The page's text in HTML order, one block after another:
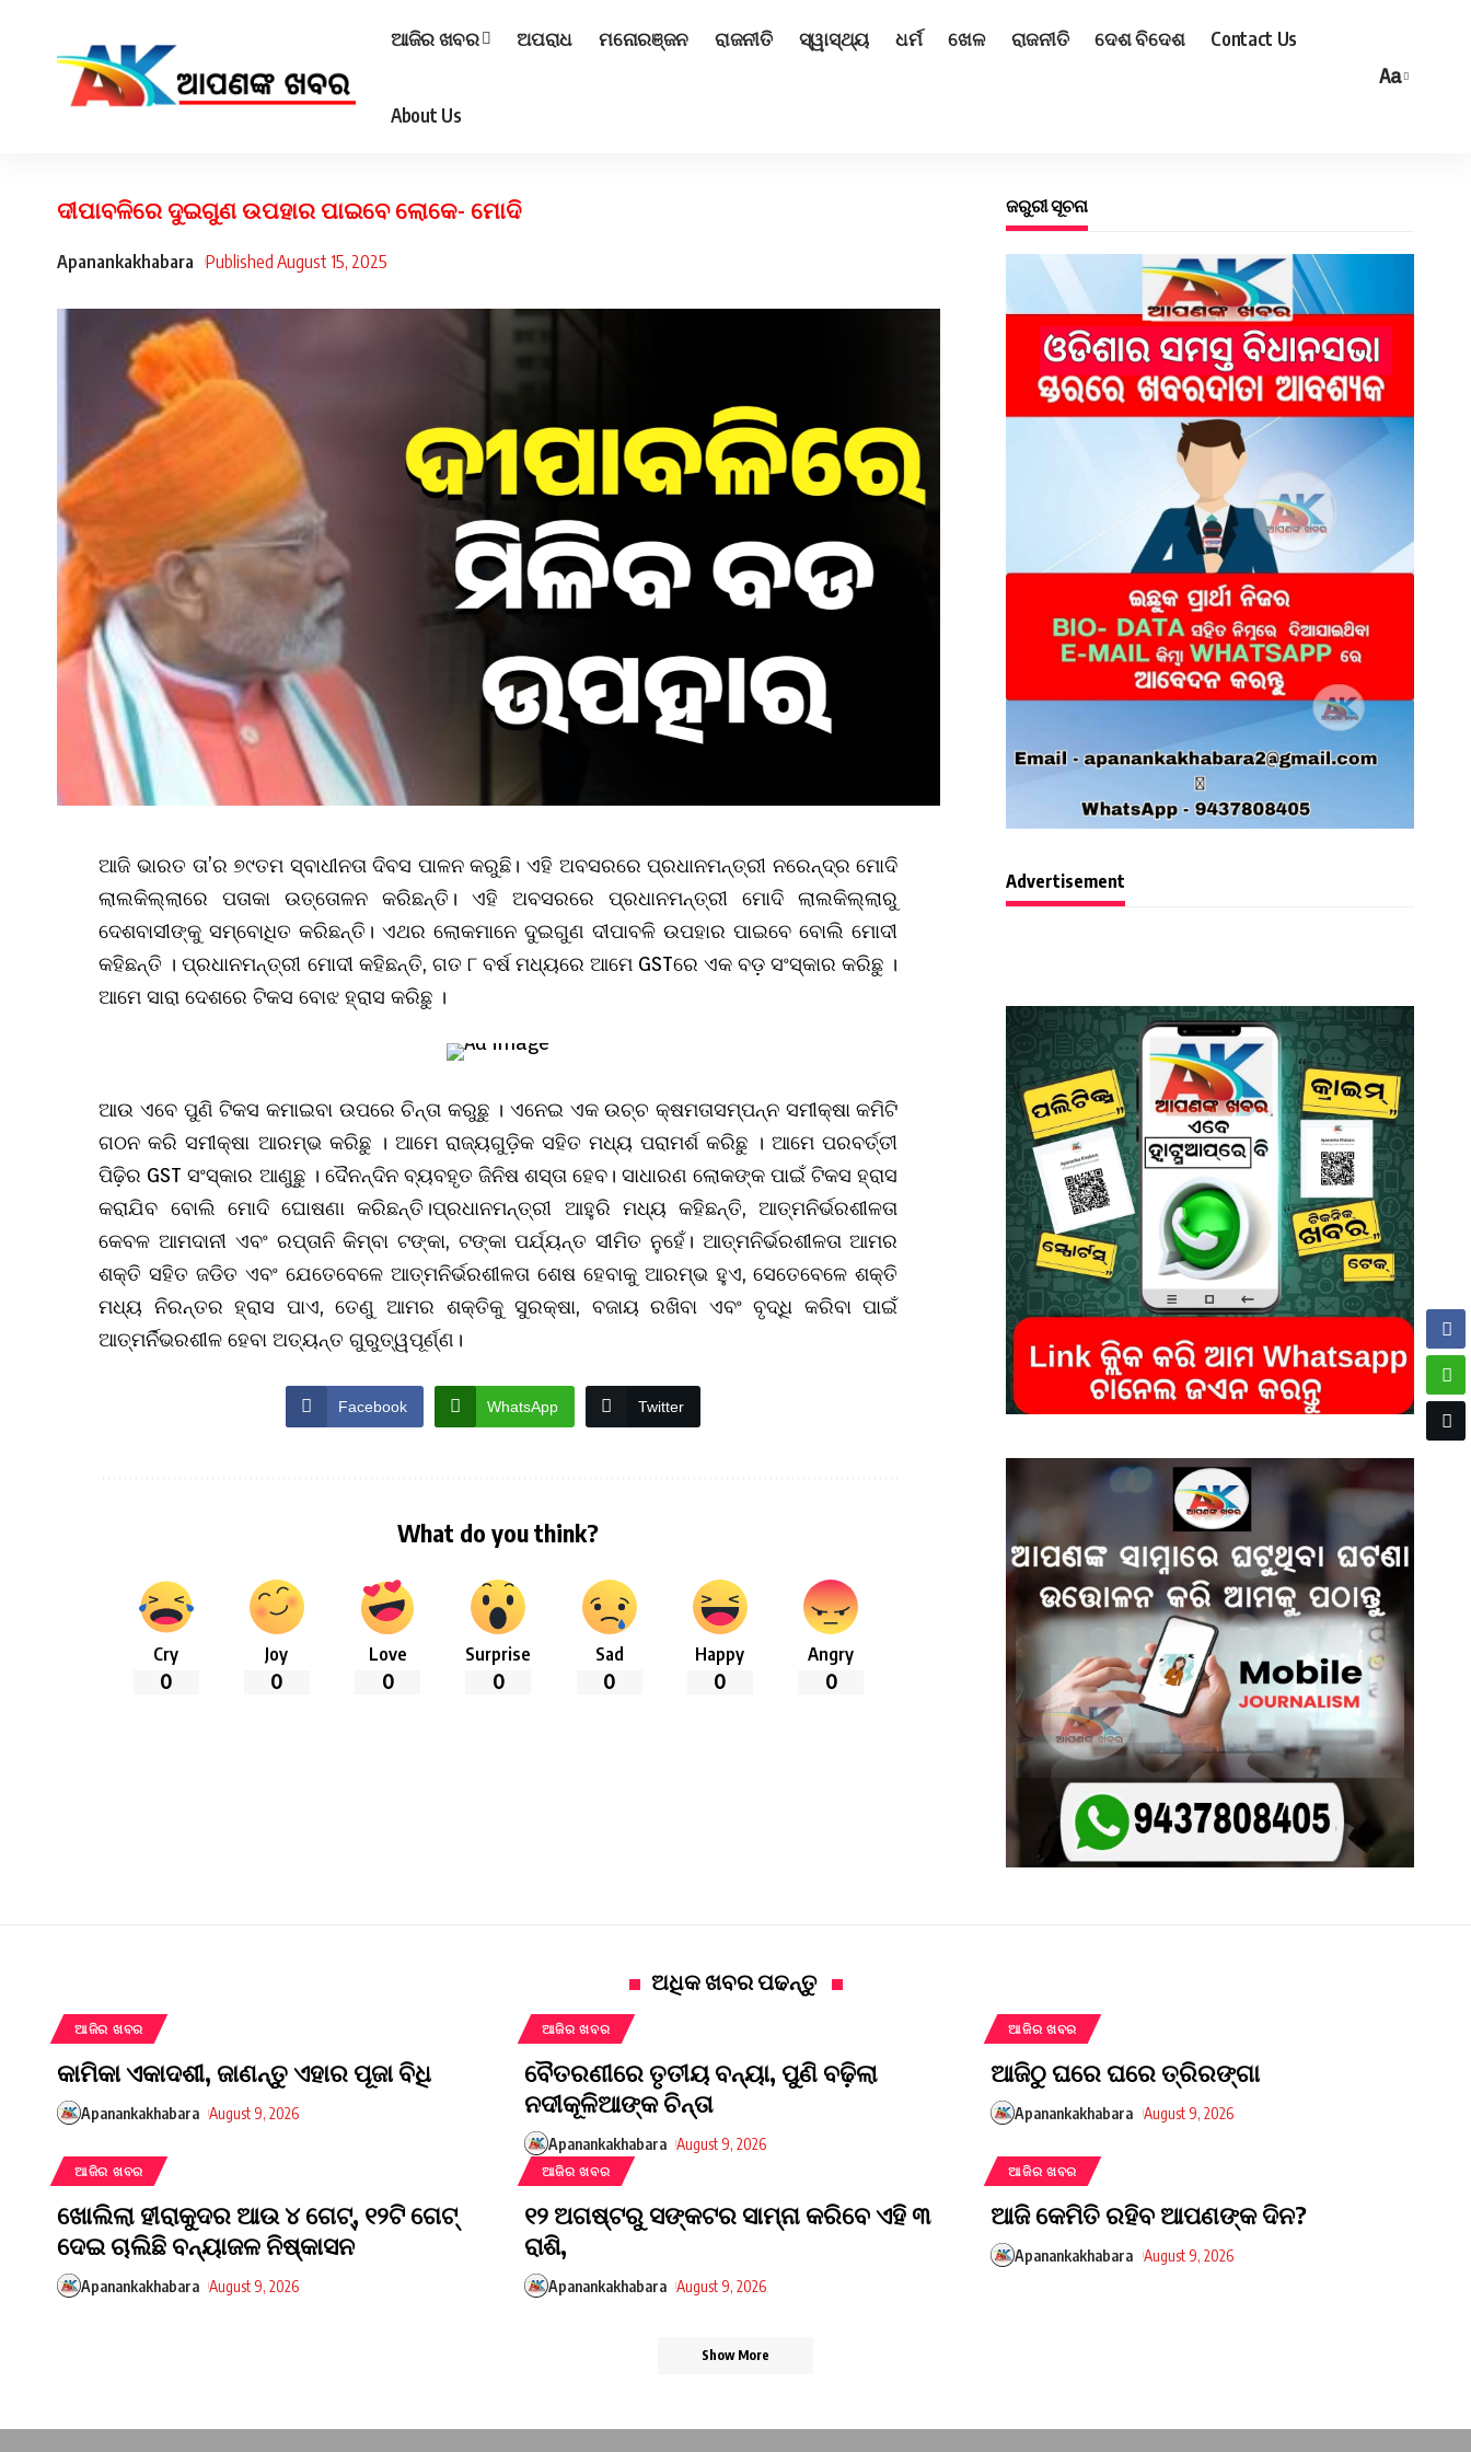
ଆଜିର ଖବର ଅପରାଧ ମନୋରଞ୍ଜନ ରାଜନୀତି ସ୍ୱାସ୍ଥ୍ୟ ଧର୍ମ ଖେଳ ରାଜନୀତି ଦେଶ ବିଦେଶ Contact Us
About Us
Aa
ଦୀପାବଳିରେ ଦୁଇଗୁଣ ଉପହାର ପାଇବେ ଲୋକେ- ମୋଦି
Apanankakhabara Published August 15, 2025
ଆଜି ଭାରତ ତା’ର ୭୯ତମ ସ୍ବାଧୀନତା ଦିବସ ପାଳନ କରୁଛି। ଏହି ଅବସରରେ ପ୍ରଧାନମନ୍ତ୍ରୀ ନରେନ୍ଦ୍ର ମୋଦି
ଲାଲକିଲ୍ଲାରେ ପତାକା ଉତ୍ତୋଳନ କରିଛନ୍ତି। ଏହି ଅବସରରେ ପ୍ରଧାନମନ୍ତ୍ରୀ ମୋଦି ଲାଲକିଲ୍ଲାରୁ
ଦେଶବାସୀଙ୍କୁ ସମ୍ବୋଧିତ କରିଛନ୍ତି। ଏଥର ଲୋକମାନେ ଦୁଇଗୁଣ ଦୀପାବଳି ଉପହାର ପାଇବେ ବୋଲି ମୋଦୀ
କହିଛନ୍ତି । ପ୍ରଧାନମନ୍ତ୍ରୀ ମୋଦୀ କହିଛନ୍ତି, ଗତ ୮ ବର୍ଷ ମଧ୍ୟରେ ଆମେ GSTରେ ଏକ ବଡ଼ ସଂସ୍କାର କରିଛୁ ।
ଆମେ ସାରା ଦେଶରେ ଟିକସ ବୋଝ ହ୍ରାସ କରିଛୁ ।
ଆଉ ଏବେ ପୁଣି ଟିକସ କମାଇବା ଉପରେ ଚିନ୍ତା କରୁଛୁ । ଏନେଇ ଏକ ଉଚ୍ଚ କ୍ଷମତାସମ୍ପନ୍ନ ସମୀକ୍ଷା କମିଟି
ଗଠନ କରି ସମୀକ୍ଷା ଆରମ୍ଭ କରିଛୁ । ଆମେ ରାଜ୍ୟଗୁଡ଼ିକ ସହିତ ମଧ୍ୟ ପରାମର୍ଶ କରିଛୁ । ଆମେ ପରବର୍ତ୍ତୀ
ପିଢ଼ିର GST ସଂସ୍କାର ଆଣୁଛୁ । ଦୈନନ୍ଦିନ ବ୍ୟବହୃତ ଜିନିଷ ଶସ୍ତା ହେବ। ସାଧାରଣ ଲୋକଙ୍କ ପାଇଁ ଟିକସ ହ୍ରାସ
କରାଯିବ ବୋଲି ମୋଦି ଘୋଷଣା କରିଛନ୍ତି।ପ୍ରଧାନମନ୍ତ୍ରୀ ଆହୁରି ମଧ୍ୟ କହିଛନ୍ତି, ଆତ୍ମନିର୍ଭରଶୀଳତା
କେବଳ ଆମଦାନୀ ଏବଂ ରପ୍ତାନି କିମ୍ବା ଟଙ୍କା, ଟଙ୍କା ପର୍ଯ୍ୟନ୍ତ ସୀମିତ ନୁହେଁ। ଆତ୍ମନିର୍ଭରଶୀଳତା ଆମର
ଶକ୍ତି ସହିତ ଜଡିତ ଏବଂ ଯେତେବେଳେ ଆତ୍ମନିର୍ଭରଶୀଳତା ଶେଷ ହେବାକୁ ଆରମ୍ଭ ହୁଏ, ସେତେବେଳେ ଶକ୍ତି
ମଧ୍ୟ ନିରନ୍ତର ହ୍ରାସ ପାଏ, ତେଣୁ ଆମର ଶକ୍ତିକୁ ସୁରକ୍ଷା, ବଜାୟ ରଖିବା ଏବଂ ବୃଦ୍ଧି କରିବା ପାଇଁ
ଆତ୍ମର୍ନିଭରଶୀଳ ହେବା ଅତ୍ୟନ୍ତ ଗୁରୁତ୍ୱପୂର୍ଣ୍ଣ।
Facebook WhatsApp Twitter
What do you think?
Cry
0
Joy
0
Love
0
Surprise
0
Sad
0
Happy
0
Angry
0
ଜରୁରୀ ସୂଚନା
Advertisement
ଅଧିକ ଖବର ପଢନ୍ତୁ
ଆଜିର ଖବର
କାମିକା ଏକାଦଶୀ, ଜାଣନ୍ତୁ ଏହାର ପୂଜା ବିଧି
Apanankakhabara August 9, 2026
ଆଜିର ଖବର
ବୈତରଣୀରେ ତୃତୀୟ ବନ୍ୟା, ପୁଣି ବଢ଼ିଲା
ନଦୀକୂଳିଆଙ୍କ ଚିନ୍ତା
Apanankakhabara August 9, 2026
ଆଜିର ଖବର
ଆଜିଠୁ ଘରେ ଘରେ ତ୍ରିରଙ୍ଗା
Apanankakhabara August 9, 2026
ଆଜିର ଖବର
ଖୋଲିଲା ହୀରାକୁଦର ଆଉ ୪ ଗେଟ୍, ୧୨ଟି ଗେଟ୍
ଦେଇ ଚାଲିଛି ବନ୍ୟାଜଳ ନିଷ୍କାସନ
Apanankakhabara August 9, 2026
ଆଜିର ଖବର
୧୨ ଅଗଷ୍ଟରୁ ସଙ୍କଟର ସାମ୍ନା କରିବେ ଏହି ୩
ରାଶି,
Apanankakhabara August 9, 2026
ଆଜିର ଖବର
ଆଜି କେମିତି ରହିବ ଆପଣଙ୍କ ଦିନ?
Apanankakhabara August 9, 2026
Show More